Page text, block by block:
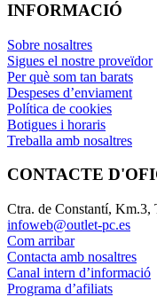
INFORMACIÓ
Sobre nosaltres
Sigues el nostre proveïdor
Per què som tan barats
Despeses d’enviament
Política de cookies
Botigues i horaris
Treballa amb nosaltres
CONTACTE
Ctra. de Constantí, Km.3,
infoweb@outlet-pc.es
Com arribar
Contacta amb nosaltres
Canal intern d’informació
Programa d’afiliats